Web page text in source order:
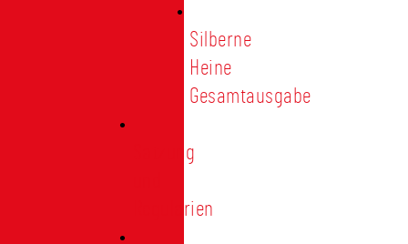
Silberne
Heine
Gesamtausgabe
Satzung
Regularien